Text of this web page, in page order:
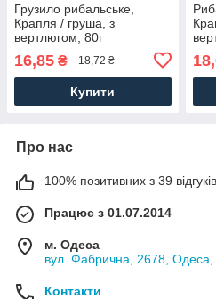
Грузило рибальське,
Крапля / груша, з
вертлюгом, 80г
16,85 ₴ 18,72 ₴
Купити
Про нас
100% позитивних з 39
Працює з 01.07.2014
м. Одеса
вул. Фабрична, 2678, Одеса,
Контакти